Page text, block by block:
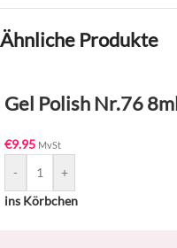
Ähnliche Produkte
Gel Polish Nr.76
€9.95 MvSt
-
+
ins Körbchen